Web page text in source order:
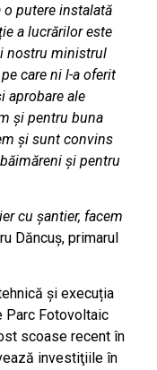
o putere instalată
a lucrărilor este
nostru ministrul
care ni l-a oferit
aprobare ale
și pentru buna
și sunt convins
și pentru
cu șantier, facem
Dăncuș, primarul
și execuția
Parc Fotovoltaic
scoase recent în
investiţiile în